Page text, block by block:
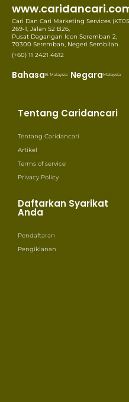
Cari Dan Cari Marketing Services
269-1, Jalan S2 B26,
Pusat Dagangan Icon Seremban 2,
70300 Seremban, Negeri Sembilan.
(+60) 11 2421 4612
BahasaB. Malaysia NegaraMalaysia
Tentang Caridancari
Tentang Caridancari
Artikel
Terms of service
Privacy Policy
Daftarkan Syarikat
Anda
Pendaftaran
Pengiklanan